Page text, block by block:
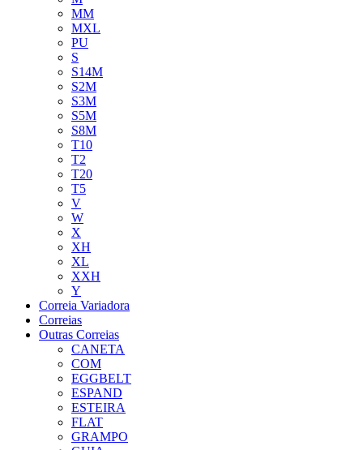
MM
MXL
PU
S
S14M
S2M
S3M
S5M
S8M
T10
T2
T20
T5
V
W
X
XH
XL
XXH
Y
Correia Variadora
Correias
Outras Correias
CANETA
COM
EGGBELT
ESPAND
ESTEIRA
FLAT
GRAMPO